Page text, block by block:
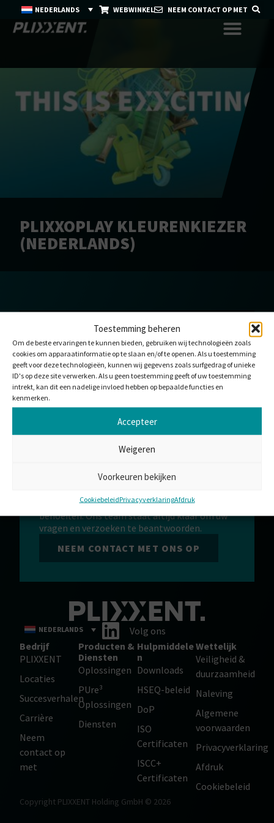
Toestemming beheren
Om de beste ervaringen te kunnen bieden, gebruiken wij technologieën zoals
cookies om apparaatinformatie op te slaan en/of te openen. Als u toestemming
geeft voor deze technologieën, kunnen wij gegevens zoals surfgedrag of unieke
ID's op deze site verwerken. Als u geen toestemming geeft of uw toestemming
intrekt, kan dit een nadelige invloed hebben op bepaalde functies en
kenmerken.
Accepteer
Weigeren
Voorkeuren bekijken
CookiebeleidPrivacyverklaringAfdruk
NEDERLANDS WEBWINKEL NEEM CONTACT OP MET
PLIXXOPLAY KLEURENKIEZER
(NEDERLANDS)
HULPMIDDEL DOWNLOADEN
Bedankt voor uw interesse in PLIXXOPLAY
kleurenkiezer (Nederlands). Als uw download nog
niet gestart is, klik dan op download.
DOWNLOADEN
SAMENWERKEN?
aangepaste producten op maat van uw
behoeften. Ons team staat altijd klaar om uw
vragen en verzoeken te beantwoorden.
NEEM CONTACT MET ONS OP
NEDERLANDS
Volg ons
Bedrijf
PLIXXENT
Locaties
Succesverhalen
Carrière
Neem
contact op
met
Producten &
Diensten
Oplossingen
PUre³
Oplossingen
Diensten
Hulpmiddele
n
Downloads
HSEQ-beleid
DoP
ISO
Certificaten
ISCC+
Certificaten
Wettelijk
Veiligheid &
duurzaamheid
Naleving
Algemene
voorwaarden
Privacyverklaring
Afdruk
Cookiebeleid
Copyright PLIXXENT Holding GmbH © 2026